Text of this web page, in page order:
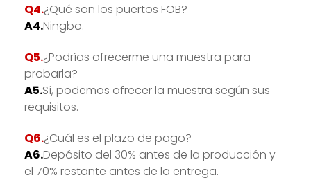
Q4.¿Qué son los puertos FOB?
A4.Ningbo.
Q5.¿Podrías ofrecerme una muestra para
probarla?
A5.Sí, podemos ofrecer la muestra según sus
requisitos.
Q6.¿Cuál es el plazo de pago?
A6.Depósito del 30% antes de la producción y
el 70% restante antes de la entrega.